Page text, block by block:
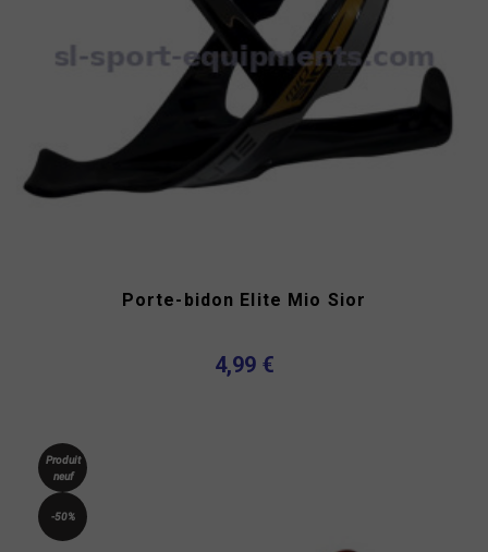
Porte-bidon Elite Mio Sior
4,99 €
Produit
neuf
-50%